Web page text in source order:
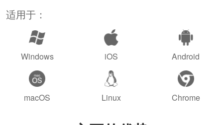
适用于：
Windows iOS Android
macOS Linux Chrome